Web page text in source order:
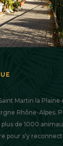
Martin la Plaine
Rhône-Alpes.
de 1000
pour s'y